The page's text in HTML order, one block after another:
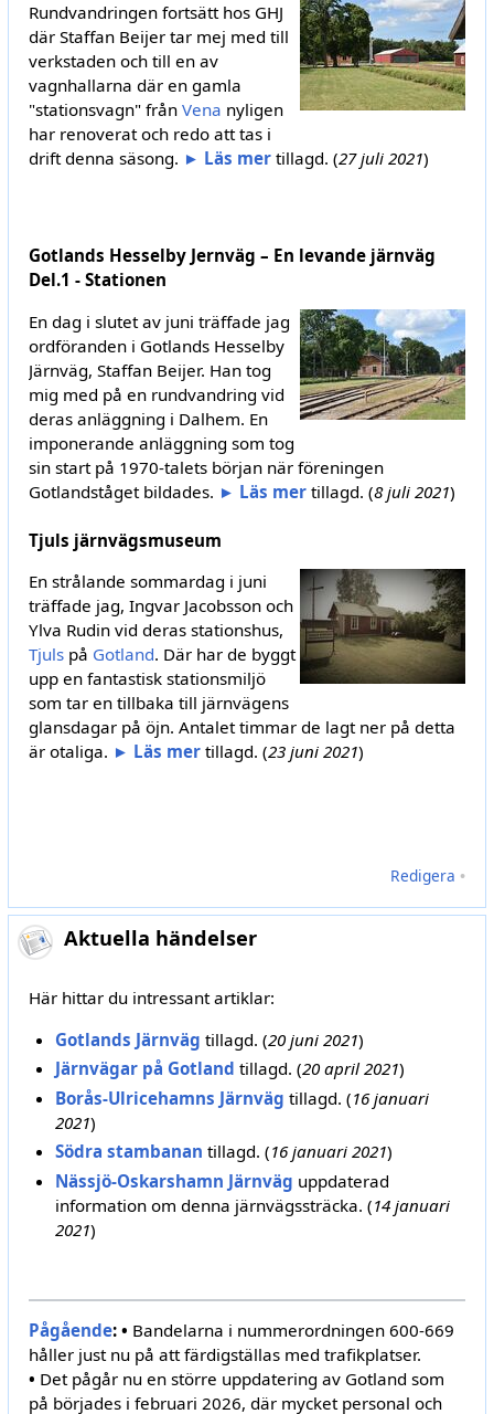
Rundvandringen fortsätt hos GHJ
där Staffan Beijer tar mej med till
verkstaden och till en av
vagnhallarna där en gamla
"stationsvagn" frånVena nyligen
har renoverat och redo att tas i
drift denna säsong. ► Läs mer tillagd. (27 juli 2021)
Gotlands Hesselby Jernväg – En levande järnväg
Del.1 - Stationen
En dag i slutet av juni träffade jag
ordföranden i Gotlands Hesselby
Järnväg, Staffan Beijer. Han tog
mig med på en rundvandring vid
deras anläggning i Dalhem. En
imponerande anläggning som tog
sin start på 1970-talets början när föreningen
Gotlandståget bildades. ► Läs mer tillagd. (8 juli 2021)
Tjuls järnvägsmuseum
En strålande sommardag i juni
träffade jag, Ingvar Jacobsson och
Ylva Rudin vid deras stationshus,
Tjuls på Gotland. Där har de byggt
upp en fantastisk stationsmiljö
som tar en tillbaka till järnvägens
glansdagar på öjn. Antalet timmar de lagt ner på detta
är otaliga. ► Läs mer tillagd. (23 juni 2021)
Redigera •
Aktuella händelser
Här hittar du intressant artiklar:
Gotlands Järnväg tillagd. (20 juni 2021)
Järnvägar på Gotland tillagd. (20 april 2021)
Borås-Ulricehamns Järnväg tillagd. (16 januari
2021)
Södra stambanan tillagd. (16 januari 2021)
Nässjö-Oskarshamn Järnväg uppdaterad
information om denna järnvägssträcka. (14 januari
2021)
Pågående: • Bandelarna i nummerordningen 600-669
håller just nu på att färdigställas med trafikplatser.
• Det pågår nu en större uppdatering av Gotland som
på börjades i februari 2026, där mycket personal och